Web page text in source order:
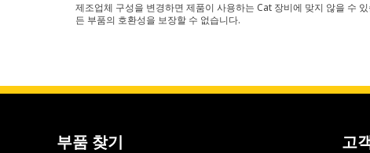
제조업체 구성을 변경하면 제품이 사용하는 Cat 장비에 맞지 않을 수
든 부품의 호환성을 보장할 수 없습니다.
부품 찾기 고